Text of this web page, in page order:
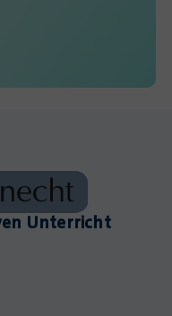
Unterricht